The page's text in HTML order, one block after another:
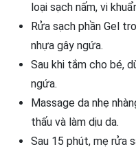
loại sạch nấm, vi
Rửa sạch phần Gel
nhựa gây ngứa.
Sau khi tắm cho bé,
ngứa.
Massage da nhẹ
thấu và làm dịu da.
Sau 15 phút, mẹ rửa